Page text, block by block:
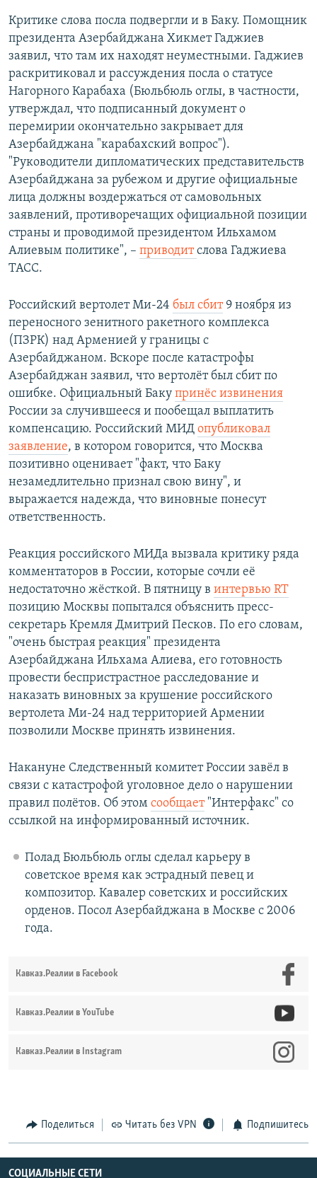
Критике слова посла подвергли и в Баку. Помощник
президента Азербайджана Хикмет Гаджиев
заявил, что там их находят неуместными. Гаджиев
раскритиковал и рассуждения посла о статусе
Нагорного Карабаха (Бюльбюль оглы, в частности,
утверждал, что подписанный документ о
перемирии окончательно закрывает для
Азербайджана "карабахский вопрос").
"Руководители дипломатических представительств
Азербайджана за рубежом и другие официальные
лица должны воздержаться от самовольных
заявлений, противоречащих официальной позиции
страны и проводимой президентом Ильхамом
Алиевым политике", – приводитслова Гаджиева
ТАСС.
Российский вертолет Ми-24 был сбит9 ноября из
переносного зенитного ракетного комплекса
(ПЗРК) над Арменией у границы с
Азербайджаном. Вскоре после катастрофы
Азербайджан заявил, что вертолёт был сбит по
ошибке. Официальный Баку принёс извинения
России за случившееся и пообещал выплатить
компенсацию.​ Российский МИД опубликовал
заявление, в котором говорится, что Москва
позитивно оценивает "факт, что Баку
незамедлительно признал свою вину", и
выражается надежда, что виновные понесут
ответственность.
Реакция российского МИДа вызвала критику ряда
комментаторов в России, которые сочли её
недостаточно жёсткой. В пятницу в интервью RT
позицию Москвы попытался объяснить пресс-
секретарь Кремля Дмитрий Песков. По его словам,
"очень быстрая реакция" президента
Азербайджана Ильхама Алиева, его готовность
провести беспристрастное расследование и
наказать виновных за крушение российского
вертолета Ми-24 над территорией Армении
позволили Москве принять извинения.​
Накануне Следственный комитет России завёл в
связи с катастрофой уголовное дело о нарушении
правил полётов. Об этом сообщает"Интерфакс" со
ссылкой на информированный источник.​
Полад Бюльбюль оглы сделал карьеру в
советское время как эстрадный певец и
композитор. Кавалер советских и российских
орденов. Посол Азербайджана в Москве с 2006
года.
Кавказ.Реалии в Facebook
Кавказ.Реалии в YouTube
Кавказ.Реалии в Instagram
Поделиться Читать без VPN Подпишитесь
СОЦИАЛЬНЫЕ СЕТИ